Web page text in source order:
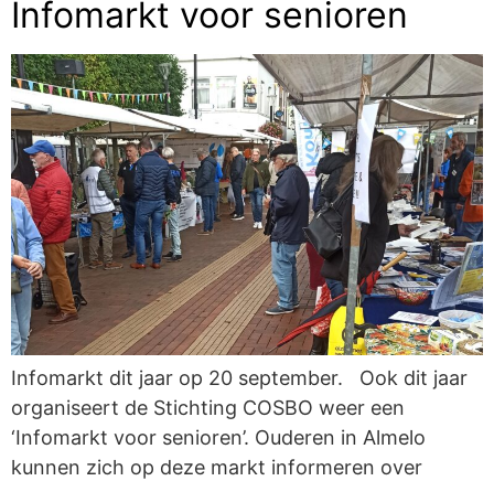
Infomarkt voor senioren
Infomarkt dit jaar op 20 september. Ook dit jaar
organiseert de Stichting COSBO weer een
‘Infomarkt voor senioren’. Ouderen in Almelo
kunnen zich op deze markt informeren over